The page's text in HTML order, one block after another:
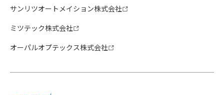
サンリツオートメイション株式会社
ミツテック株式会社
オーパルオプテックス株式会社